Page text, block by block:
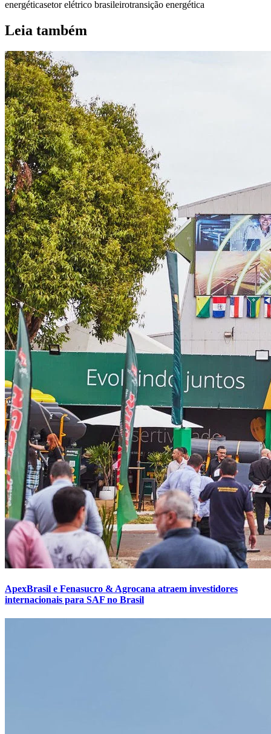
energéticasetor elétrico brasileirotransição energética
Leia também
ApexBrasil e Fenasucro & Agrocana atraem investidores
internacionais para SAF no Brasil